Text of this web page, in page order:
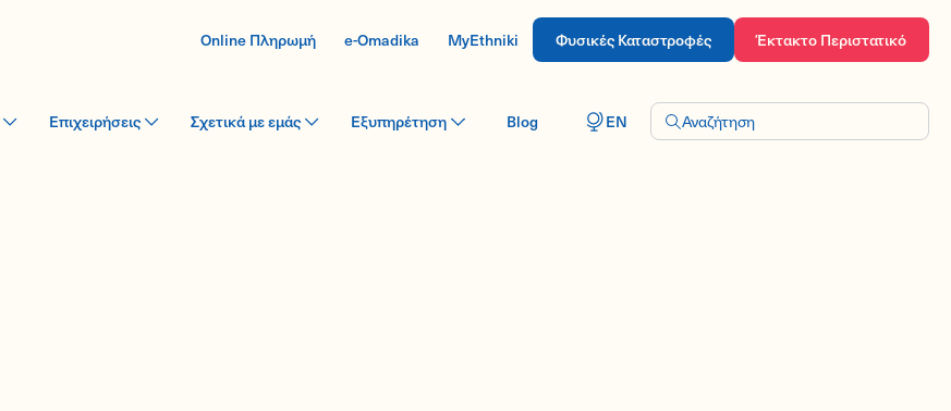
Online Πληρωμή e-Omadika MyEthniki Φυσικές Καταστροφές Έκτακτο Περιστατικό
Επιχειρήσεις Σχετικά με εμάς Εξυπηρέτηση Blog EN Αναζήτηση